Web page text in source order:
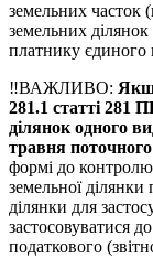
земельних часток
земельних
платнику єдиного
‼️ВАЖЛИВО:
281.1 статті 281
ділянок одного
травня
формі до
земельної ділянки
ділянки для
застосовуватися
податкового